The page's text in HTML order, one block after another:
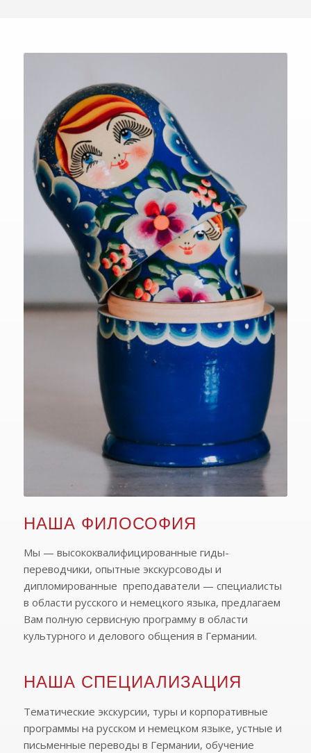
НАША ФИЛОСОФИЯ
Мы — высококвалифицированные гиды-
переводчики, опытные экскурсоводы и
дипломированные преподаватели — специалисты
в области русского и немецкого языка, предлагаем
Вам полную сервисную программу в области
культурного и делового общения в Германии.
НАША СПЕЦИАЛИЗАЦИЯ
Тематические экскурсии, туры и корпоративные
программы на русском и немецком языке, устные и
письменные переводы в Германии, обучение